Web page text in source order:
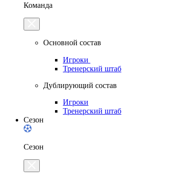
Команда
Основной состав
Игроки
Тренерский штаб
Дублирующий состав
Игроки
Тренерский штаб
Сезон
Сезон